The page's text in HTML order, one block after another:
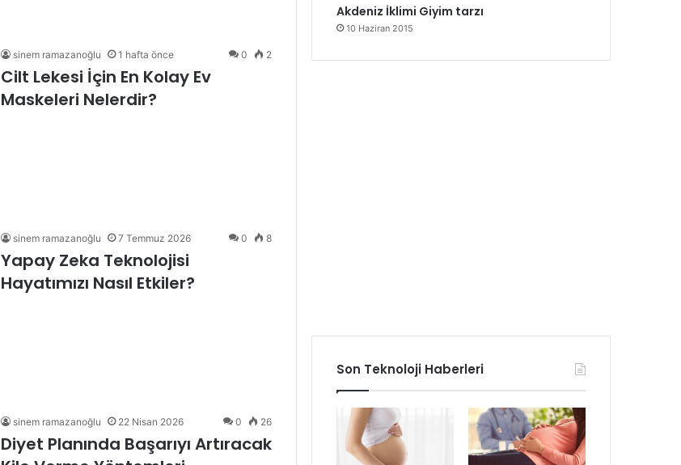
sinem ramazanoğlu 1 hafta önce 0 2
Cilt Lekesi İçin En Kolay Ev
Maskeleri Nelerdir?
sinem ramazanoğlu 7 Temmuz 2026 0 8
Yapay Zeka Teknolojisi
Hayatımızı Nasıl Etkiler?
sinem ramazanoğlu 22 Nisan 2026 0 26
Diyet Planında Başarıyı Artıracak
Akdeniz İklimi Giyim tarzı
10 Haziran 2015
Son Teknoloji Haberleri